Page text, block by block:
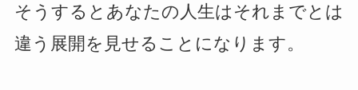
そうするとあなたの人生はそれまでとは
違う展開を見せることになります。